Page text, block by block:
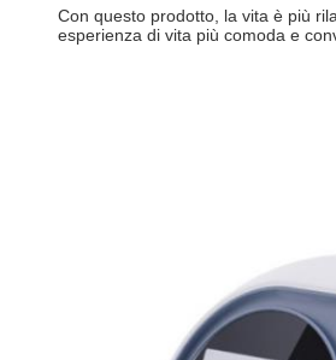
Con questo prodotto, la vita è più
esperienza di vita più comoda e